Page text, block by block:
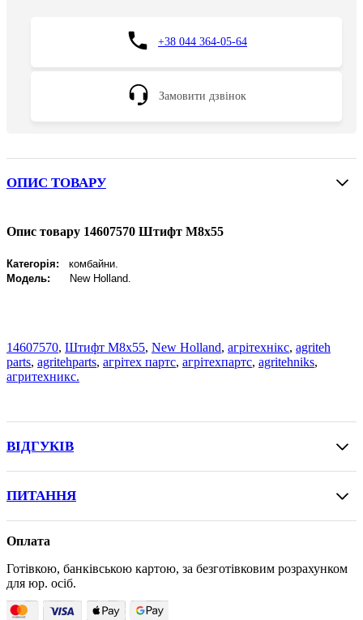
+38 044 364-05-64
Замовити дзвінок
ОПИС ТОВАРУ
Опис товару 14607570 Штифт M8x55
Категорія: комбайни.
Модель:
New Holland.
14607570, Штифт M8x55, New Holland, агрітехнікс, agriteh
parts, agritehparts, агрітех партс, агрітехпартс, agritehniks,
агритехникс.
ВІДГУКІВ
ПИТАННЯ
Оплата
Готівкою, банківською картою, за безготівковим розрахунком
для юр. осіб.